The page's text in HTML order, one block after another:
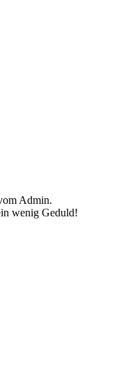
Admin.
wenig Geduld!